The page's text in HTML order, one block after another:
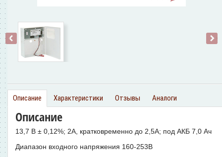
‹ ›
Описание Характеристики Отзывы Аналоги
Описание
13,7 В ± 0,12%; 2А, кратковременно до 2,5А; под АКБ 7,0 Ач
Диапазон входного напряжения 160-253В